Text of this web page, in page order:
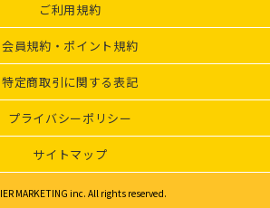
ご利用規約
会員規約・ポイント規約
特定商取引に関する表記
プライバシーポリシー
サイトマップ
MARKETING inc. All rights reserved.